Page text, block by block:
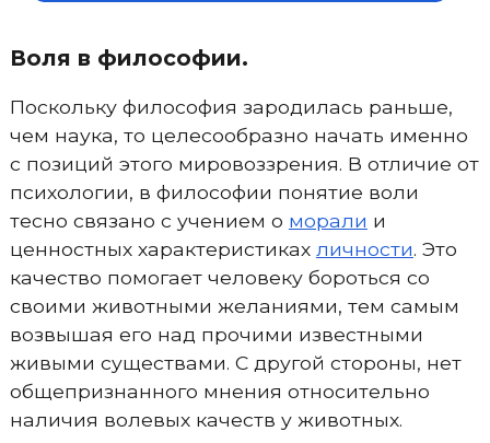
Воля в философии.
Поскольку философия зародилась раньше,
чем наука, то целесообразно начать именно
с позиций этого мировоззрения. В отличие от
психологии, в философии понятие воли
тесно связано с учением о морали и
ценностных характеристиках личности. Это
качество помогает человеку бороться со
своими животными желаниями, тем самым
возвышая его над прочими известными
живыми существами. С другой стороны, нет
общепризнанного мнения относительно
наличия волевых качеств у животных.